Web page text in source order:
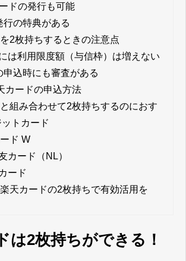
ドの発行も可能
行の特典がある
2枚持ちするときの注意点
は利用限度額（与信枠）は増えない
申込時にも審査がある
カードの申込方法
組み合わせて2枚持ちするのにおす
トカード
ド W
カード（NL）
ード
楽天カードの2枚持ちで有効活用を
は2枚持ちができる！